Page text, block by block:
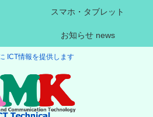
ICT情報を提供します
スマホ・タブレット
お知らせ news